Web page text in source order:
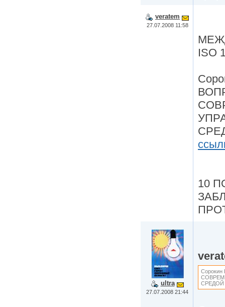
veratem
27.07.2008 11:58
ISO
10
ultra
27.07.2008 21:44